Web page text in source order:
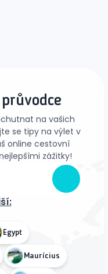
na vašich
se tipy na výlet v
online cestovní
zážitky!
Egypt
Maurícius